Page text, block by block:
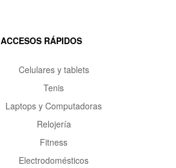
ACCESOS RÁPIDOS
Celulares y tablets
Tenis
Laptops y Computadoras
Relojería
Fitness
Electrodomésticos